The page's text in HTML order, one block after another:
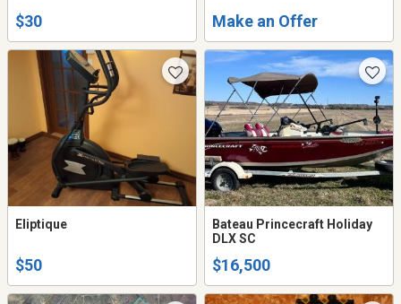
$30 Make an Offer
Eliptique
$50
Bateau Princecraft Holiday
DLX SC
$16,500